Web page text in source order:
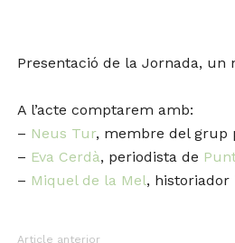
Presentació de la Jornada,
A l’acte comptarem amb:
– Neus Tur, membre del grup
– Eva Cerdà, periodista de
– Miquel de la Mel, historiador
Article anterior